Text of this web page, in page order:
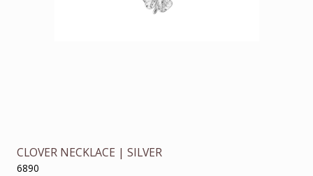
CLOVER NECKLACE | SILVER
6890